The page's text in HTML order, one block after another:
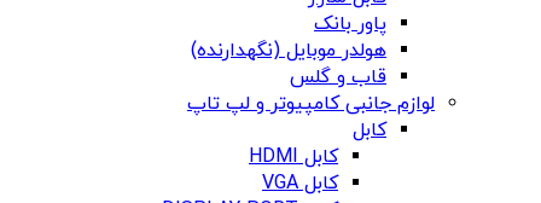
پاور بانک
هولدر موبایل (نگهدارنده)
قاب و گلس
لوازم جانبی کامپیوتر و لپ تاپ
کابل
کابل HDMI
کابل VGA